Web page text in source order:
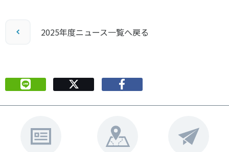
2025年度ニュース一覧へ戻る